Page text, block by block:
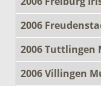
2006
2006 Tuttlingen
2006 Villingen